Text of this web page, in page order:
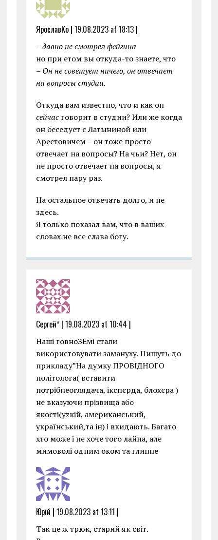
ЯрославКо | 19.08.2023 at 18:13|
– давно не смотрел фейгина
но при етом вы откуда-то знаете, что
– Он не советует ничего, он отвечает
на вопросы студии.
Откуда вам известно, что и как он
сейчасговорит в студии? Или же когда
он беседует с Латыниной или
Арестовичем – он тоже просто
отвечает на вопросы? На чьи? Нет, он
не просто отвечает на вопросы, я
смотрел пару раз.
На остальное отвечать долго, и не
здесь.
Я только показал вам, что в ваших
словах не все слава богу.
Сергей* | 19.08.2023 at 10:44 |
Наші говноЗЕмі стали
використовувати замануху. Пишуть до
прикладу”На думку ПРОВІДНОГО
політолога( вставити
потрібнеоглядача, ікспєрда, блохєра )
не вказуючи прізвища або
якості(уzкій, американський,
український,та ін) і вкидають. Багато
хто може і не хоче того лайна, але
мимоволі одним оком та глипне
Юрій | 19.08.2023 at 13:11 |
Так це ж трюк, старий як світ.